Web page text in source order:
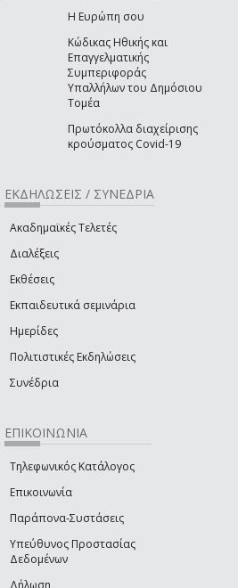
Η Ευρώπη σου
Κώδικας Ηθικής και
Επαγγελματικής
Συμπεριφοράς
Υπαλλήλων του Δημόσιου
Τομέα
Πρωτόκολλα διαχείρισης
κρούσματος Covid-19
ΕΚΔΗΛΩΣΕΙΣ / ΣΥΝΕΔΡΙΑ
Ακαδημαϊκές Τελετές
Διαλέξεις
Εκθέσεις
Εκπαιδευτικά σεμινάρια
Ημερίδες
Πολιτιστικές Εκδηλώσεις
Συνέδρια
ΕΠΙΚΟΙΝΩΝΙΑ
Τηλεφωνικός Κατάλογος
Επικοινωνία
Παράπονα-Συστάσεις
Υπεύθυνος Προστασίας
Δεδομένων